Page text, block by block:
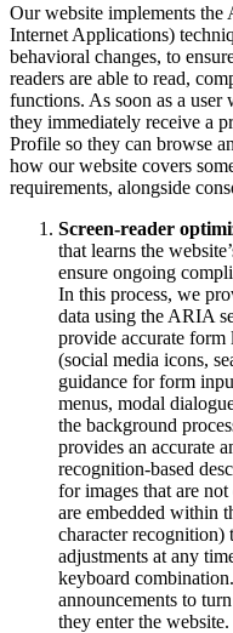
Our website implements
Internet Applications)
behavioral changes, to
readers are able to read,
functions. As soon as a user
they immediately receive a
Profile so they can browse
how our website covers
requirements, alongside
Screen-reader
that learns the
ensure ongoing
In this process, we
data using the ARIA
provide accurate form
(social media icons,
guidance for form
menus, modal
the background
provides an accurate
recognition-based
for images that are
are embedded within
character recognition)
adjustments at any
keyboard
announcements to
they enter the website.